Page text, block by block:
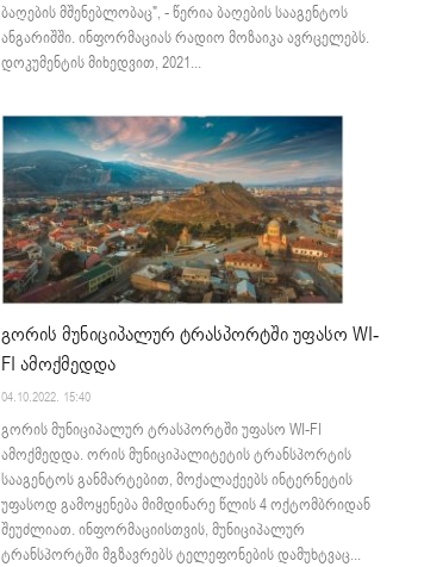
ბაღების მშენებლობაც", - წერია ბაღების სააგენტოს
ანგარიშში. ინფორმაციას რადიო მოზაიკა ავრცელებს.
დოკუმენტის მიხედვით, 2021...
გორის მუნიციპალურ ტრასპორტში უფასო WI-
FI ამოქმედდა
04.10.2022. 15:40
გორის მუნიციპალურ ტრასპორტში უფასო WI-FI
ამოქმედდა. ორის მუნიციპალიტეტის ტრანსპორტის
სააგენტოს განმარტებით, მოქალაქეებს ინტერნეტის
უფასოდ გამოყენება მიმდინარე წლის 4 ოქტომბრიდან
შეუძლიათ. ინფორმაციისთვის, მუნიციპალურ
ტრანსპორტში მგზავრებს ტელეფონების დამუხტვაც...